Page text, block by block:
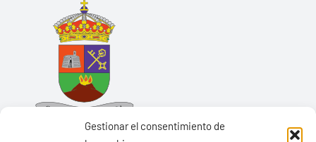
Gestionar el consentimiento de